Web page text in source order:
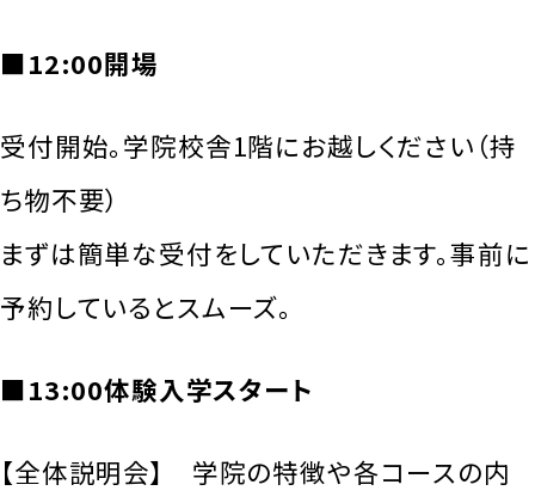
■12:00開場
受付開始。学院校舎1階にお越しください（持
ち物不要）
まずは簡単な受付をしていただきます。事前に
予約しているとスムーズ。
■13:00体験入学スタート
【全体説明会】 学院の特徴や各コースの内